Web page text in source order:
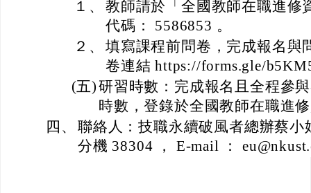
１、 教師請於「全國教師在職進修
代碼： 5586853 。
２、 填寫課程前問卷，完成報名與
卷連結 https://forms.gle/
(五)研習時數：完成報名且全程參
時數，登錄於全國教師在職進
四、 聯絡人：技職永續破風者總辦蔡小
分機 38304 ， E-mail ：